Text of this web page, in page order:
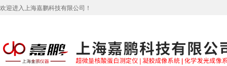
欢迎进入上海嘉鹏科技有限公司！